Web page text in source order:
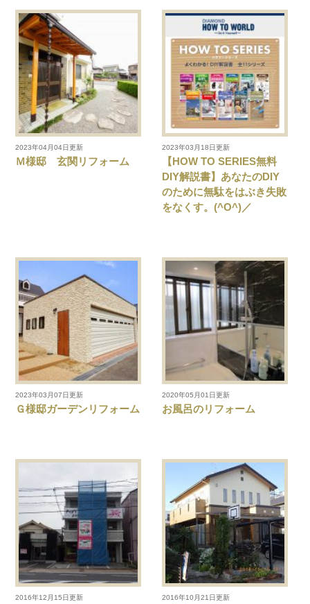
2023年04月04日更新
Ｍ様邸 玄関リフォーム
2023年03月18日更新
【HOW TO SERIES無料
DIY解説書】あなたのDIY
のために無駄をはぶき失敗
をなくす。(^O^)／
2023年03月07日更新
Ｇ様邸ガーデンリフォーム
2020年05月01日更新
お風呂のリフォーム
2016年12月15日更新 2016年10月21日更新